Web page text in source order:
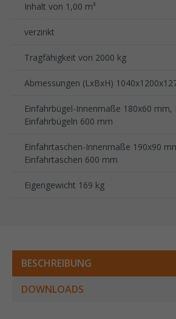
Inhalt von 1,00 m³
verzinkt
Tragfähigkeit von 2000 kg
Abmessungen (LxBxH)
Einfahrbügel-Innenmaße 180x60 mm,
Einfahrbügeln 600 mm
Einfahrtaschen-Innenmaße 190x90
Einfahrtaschen 600 mm
Eigengewicht 169 kg
BESCHREIBUNG
DOWNLOADS